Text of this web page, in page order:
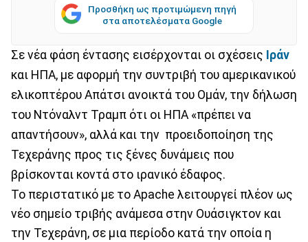
Προσθήκη ως προτιμώμενη πηγή
στα αποτελέσματα Google
Σε νέα φάση έντασης εισέρχονται οι σχέσεις Ιράν
και ΗΠΑ, με αφορμή την συντριβή του αμερικανικού
ελικοπτέρου Απάτσι ανοικτά του Ομάν, την δήλωση
του Ντόναλντ Τραμπ ότι οι ΗΠΑ «πρέπει να
απαντήσουν», αλλά και την προειδοποίηση της
Τεχεράνης προς τις ξένες δυνάμεις που
βρίσκονται κοντά στο ιρανικό έδαφος.
Το περιστατικό με το Apache λειτουργεί πλέον ως
νέο σημείο τριβής ανάμεσα στην Ουάσιγκτον και
την Τεχεράνη, σε μια περίοδο κατά την οποία η